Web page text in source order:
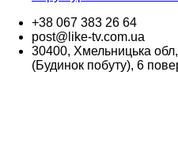
+38 067 383 26 64
post@like-tv.com.ua
30400, Хмельницька
(Будинок побуту), 6